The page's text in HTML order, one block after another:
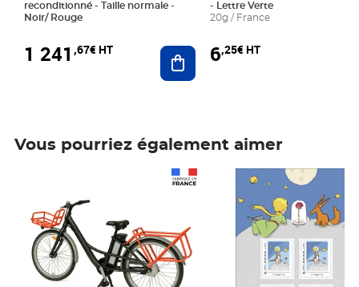
reconditionné - Taille normale -
Noir/ Rouge
1 241 ,67€ HT Ajouter au panier
- Lettre Verte
20g / France
6,25€ HT
Vous pourriez également aimer
Prix 6,25€ HT